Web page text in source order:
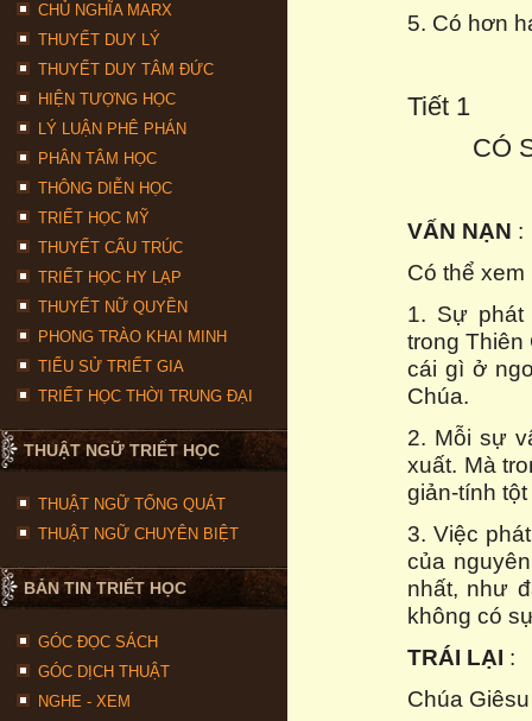
CHỦ NGHĨA MARX
THUYẾT DUY LÝ
THUYẾT DUY TÂM ĐỨC
HIỆN TƯỢNG HỌC
LÝ LUẬN PHÊ PHÁN
PHÂN TÂM HỌC
THÔNG DIỄN HỌC
TRIẾT HỌC MỸ
THUYẾT CẤU TRÚC
TRIẾT HỌC HY LẠP
THUYẾT NỮ QUYỀN
PHONG TRÀO KHAI MINH
TIỂU SỬ TRIẾT GIA
TRIẾT HỌC THỜI TRUNG ĐẠI
THUẬT NGỮ TRIẾT HỌC
THUẬT NGỮ TỔNG QUÁT
THUẬT NGỮ CHUYÊN BIỆT
BẢN TIN TRIẾT HỌC
GÓC ĐỌC SÁCH
GÓC DỊCH THUẬT
NGHE - XEM
5. Có hơn
Tiết 1
CÓ
VẤN NẠN :
Có thể
1. Sự phát
trong Thiên
cái gì ở
Chúa.
2. Mỗi sự
xuất. Mà
giản-tính
3. Việc
của
nhất, như
không có
TRÁI LẠI :
Chúa